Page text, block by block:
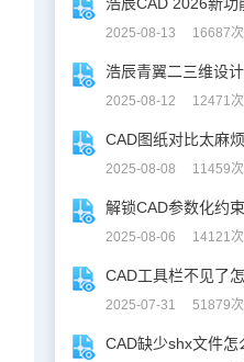
2025-08-13 16687次
2025-08-12 12471次
2025-08-08 11459次
2025-08-06 14121次
2025-07-31 51879次